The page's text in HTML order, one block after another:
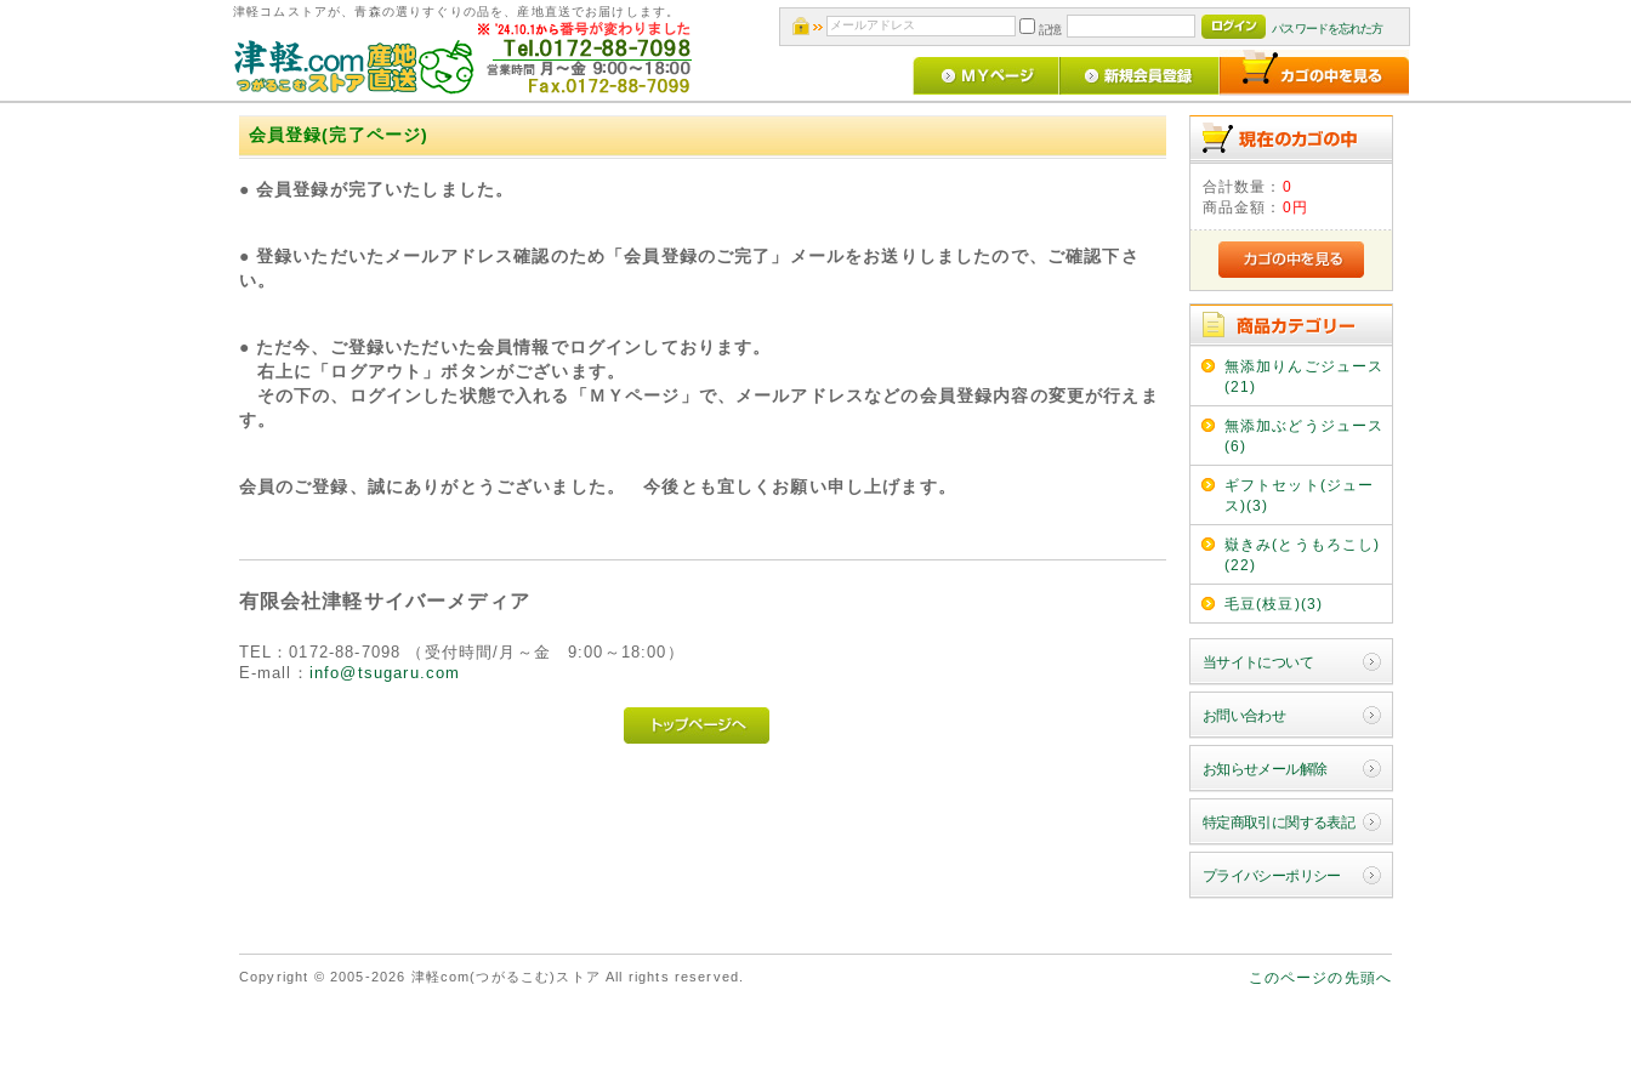
津軽コムストアが、青森の選りすぐりの品を、産地直送でお届けします。
記憶
パスワードを忘れた方
会員登録(完了ページ)
● 会員登録が完了いたしました。
● 登録いただいたメールアドレス確認のため「会員登録のご完了」メールをお送りしましたので、ご確認下さ
い。
● ただ今、ご登録いただいた会員情報でログインしております。
右上に「ログアウト」ボタンがございます。
その下の、ログインした状態で入れる「ＭＹページ」で、メールアドレスなどの会員登録内容の変更が行えま
す。
会員のご登録、誠にありがとうございました。 今後とも宜しくお願い申し上げます。
有限会社津軽サイバーメディア
TEL：0172-88-7098 （受付時間/月～金 9:00～18:00）
E-mall： info@tsugaru.com
合計数量： 0
商品金額： 0円
無添加りんごジュース
(21)
無添加ぶどうジュース
(6)
ギフトセット(ジュー
ス)(3)
嶽きみ(とうもろこし)
(22)
毛豆(枝豆)(3)
当サイトについて
お問い合わせ
お知らせメール解除
特定商取引に関する表記
プライバシーポリシー
このページの先頭へ
Copyright © 2005-2026 津軽com(つがるこむ)ストア All rights reserved.